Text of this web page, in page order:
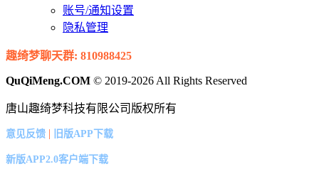
账号/通知设置
隐私管理
趣绮梦聊天群: 810988425
QuQiMeng.COM © 2019-2026 All Rights Reserved
唐山趣绮梦科技有限公司版权所有
意见反馈 | 旧版APP下载
新版APP2.0客户端下载